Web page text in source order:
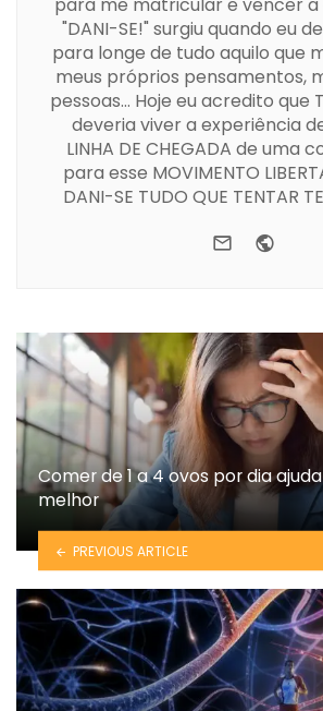
para me matricular e vencer a
"DANI-SE!" surgiu quando eu
para longe de tudo aquilo que
meus próprios pensamentos,
pessoas... Hoje eu acredito que
deveria viver a experiência de
LINHA DE CHEGADA de uma
para esse MOVIMENTO
DANI-SE TUDO QUE TENTAR
e-mail
Comer de 1 a 4 ovos por dia
melhor
PREVIOUS ARTICLE